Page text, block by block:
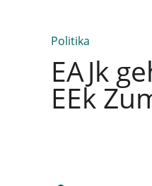
Politika
EAJk
EEk